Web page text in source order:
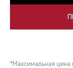
*Максимальная цена